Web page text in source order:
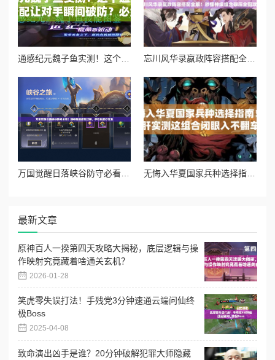
忘川风华录嬴政阵容搭配全解！秒懂神级组合碾压全图攻略
万国觉醒日落峡谷防守必看！超神阵容搭配攻略，手残也能抄作业 无悔入华夏国家兵种选择指南！爆肝实测这组合闭眼入不翻车
最新文章
原神百人一揆第四天攻略大揭秘，底层逻辑与操
作映射究竟藏着啥通关玄机？
2026-01-28
笑虎零失误打法！手残党3分钟速通云端问仙终
极Boss
2025-04-08
致命演出凶手是谁？20分钟破解犯罪大师隐藏